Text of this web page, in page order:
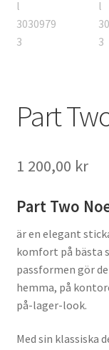
Part
1 200,00 kr
Part Two
är en elegant
komfort på bästa
passformen gör
hemma, på
på-lager-look.
Med sin klassiska